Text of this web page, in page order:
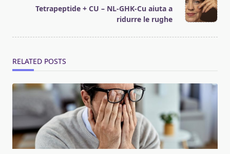
reader-Tetrapeptide + CU – NL-GHK-Cu aiuta a
ridurre le rughe
RELATED POSTS